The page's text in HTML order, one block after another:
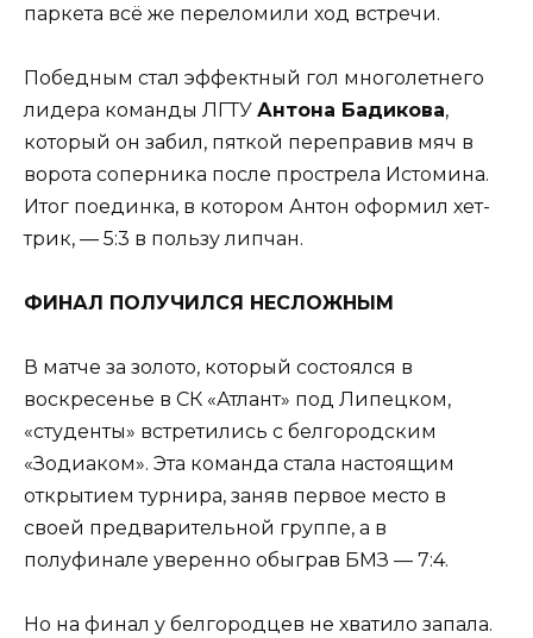
паркета всё же переломили ход встречи.
Победным стал эффектный гол многолетнего
лидера команды ЛГТУ Антона Бадикова,
который он забил, пяткой переправив мяч в
ворота соперника после прострела Истомина.
Итог поединка, в котором Антон оформил хет-
трик, — 5:3 в пользу липчан.
ФИНАЛ ПОЛУЧИЛСЯ НЕСЛОЖНЫМ
В матче за золото, который состоялся в
воскресенье в СК «Атлант» под Липецком,
«студенты» встретились с белгородским
«Зодиаком». Эта команда стала настоящим
открытием турнира, заняв первое место в
своей предварительной группе, а в
полуфинале уверенно обыграв БМЗ — 7:4.
Но на финал у белгородцев не хватило запала.